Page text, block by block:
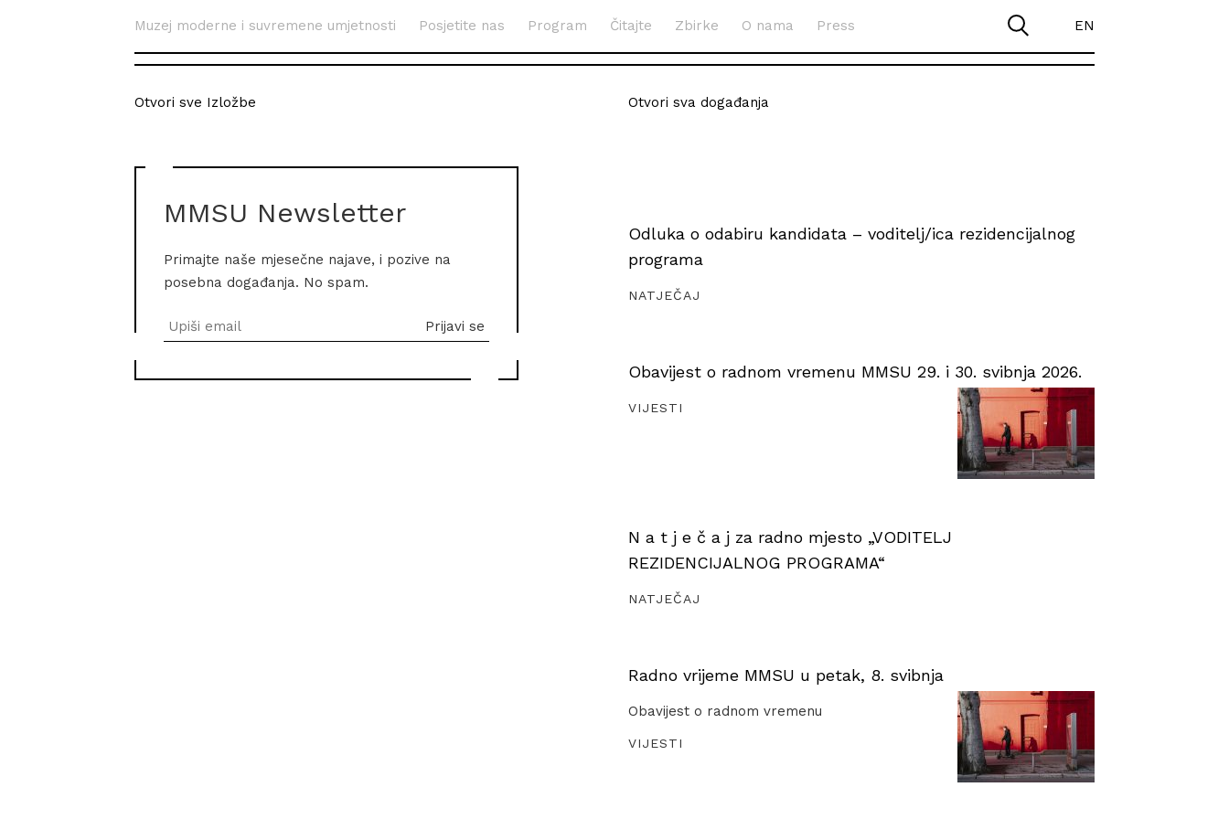
Muzej moderne i suvremene umjetnosti Posjetite nas Program Čitajte Zbirke O nama Press EN
Otvori sve Izložbe
MMSU Newsletter
Primajte naše mjesečne najave, i pozive na
posebna događanja. No spam.
Otvori sva događanja
Odluka o odabiru kandidata – voditelj/ica rezidencijalnog
programa
NATJEČAJ
Obavijest o radnom vremenu MMSU 29. i 30. svibnja 2026.
VIJESTI
N a t j e č a j za radno mjesto „VODITELJ
REZIDENCIJALNOG PROGRAMA“
NATJEČAJ
Radno vrijeme MMSU u petak, 8. svibnja
Obavijest o radnom vremenu
VIJESTI